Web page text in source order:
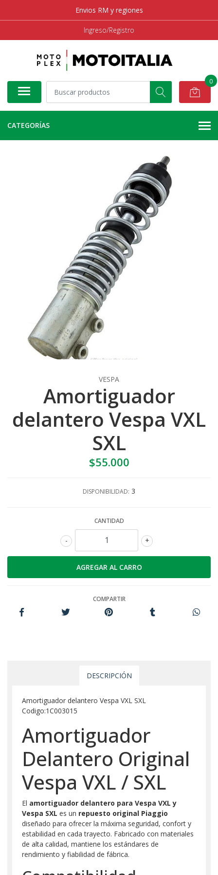
Envios RM y regiones
Ingreso/Registro
0
CATEGORÍAS
VESPA
Amortiguador
delantero Vespa VXL
SXL
$55.000
DISPONIBILIDAD: 3
CANTIDAD
+
-
COMPARTIR
DESCRIPCIÓN
Amortiguador delantero Vespa VXL SXL
Codigo:1C003015
Amortiguador
Delantero Original
Vespa VXL / SXL
El amortiguador delantero para Vespa VXL y
Vespa SXL es un repuesto original Piaggio
diseñado para ofrecer la máxima seguridad, confort y
estabilidad en cada trayecto. Fabricado con materiales
de alta calidad, mantiene los estándares de
rendimiento y fiabilidad de fábrica.